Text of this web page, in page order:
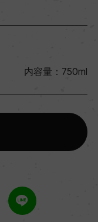
内容量：750ml